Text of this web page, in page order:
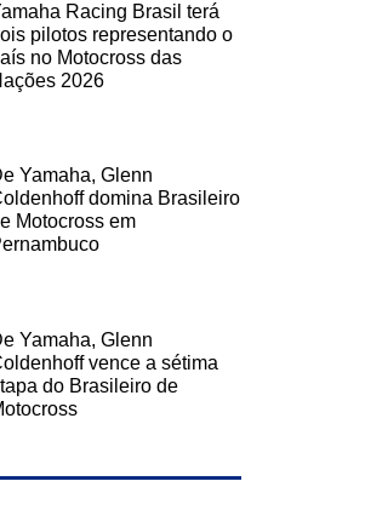
Racing Brasil terá
pilotos representando o
no Motocross das
2026
Yamaha, Glenn
domina Brasileiro
Motocross em
Yamaha, Glenn
vence a sétima
do Brasileiro de